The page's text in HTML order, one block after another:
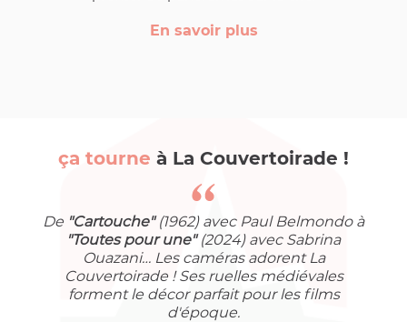
En savoir plus
ça tourne à La Couvertoirade !
De "Cartouche"(1962) avec Paul Belmondo à
"Toutes pour une"(2024) avec Sabrina
Ouazani… Les caméras adorent La
Couvertoirade ! Ses ruelles médiévales
forment le décor parfait pour les films
d'époque.